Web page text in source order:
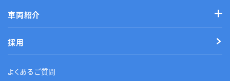
車両紹介
採用
よくあるご質問